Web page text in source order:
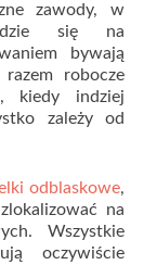
zawody, w
się na
bywają
robocze
kiedy indziej
zależy od
odblaskowe,
na
Wszystkie
oczywiście